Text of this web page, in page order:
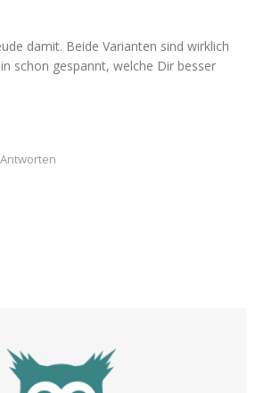
damit. Beide Varianten sind wirklich
schon gespannt, welche Dir besser
Antworten